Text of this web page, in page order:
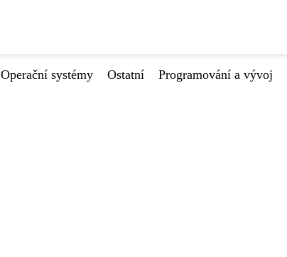
Operační systémy Ostatní Programování a vývoj